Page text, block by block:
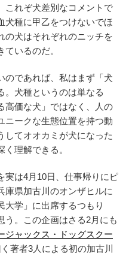
これぞ犬差別なコメントで
犬種に甲乙をつけないでほ
の犬はそれぞれのニッチを
いるのだ。
のであれば、私はまず「犬
。犬種というのは単なる
高価な犬」ではなく、人の
ニークな生態位置を持つ動
してオオカミが犬になった
理解できる。
実は4月10日、仕事帰りにピ
庫県加古川のオンザヒルに
大学」に出席するつもり
う。この企画はさる2月にも
ジャックス・ドッグスクー
著者3人による初の加古川